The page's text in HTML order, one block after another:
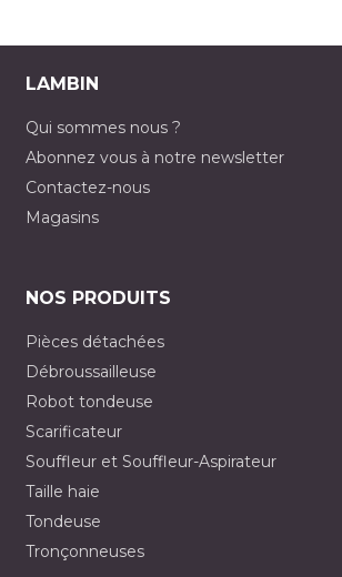
LAMBIN
Qui sommes nous ?
Abonnez vous à notre newsletter
Contactez-nous
Magasins
NOS PRODUITS
Pièces détachées
Débroussailleuse
Robot tondeuse
Scarificateur
Souffleur et Souffleur-Aspirateur
Taille haie
Tondeuse
Tronçonneuses